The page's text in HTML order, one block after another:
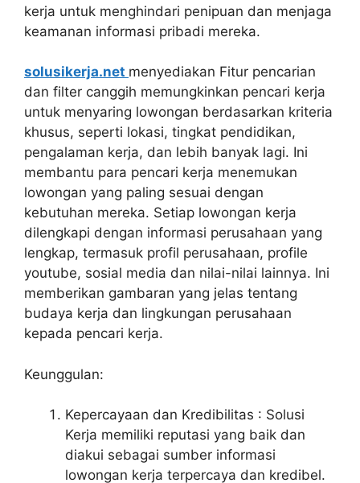
kerja untuk menghindari penipuan dan menjaga
keamanan informasi pribadi mereka.
solusikerja.net menyediakan Fitur pencarian
dan filter canggih memungkinkan pencari kerja
untuk menyaring lowongan berdasarkan kriteria
khusus, seperti lokasi, tingkat pendidikan,
pengalaman kerja, dan lebih banyak lagi. Ini
membantu para pencari kerja menemukan
lowongan yang paling sesuai dengan
kebutuhan mereka. Setiap lowongan kerja
dilengkapi dengan informasi perusahaan yang
lengkap, termasuk profil perusahaan, profile
youtube, sosial media dan nilai-nilai lainnya. Ini
memberikan gambaran yang jelas tentang
budaya kerja dan lingkungan perusahaan
kepada pencari kerja.
Keunggulan:
Kepercayaan dan Kredibilitas : Solusi
Kerja memiliki reputasi yang baik dan
diakui sebagai sumber informasi
lowongan kerja terpercaya dan kredibel.